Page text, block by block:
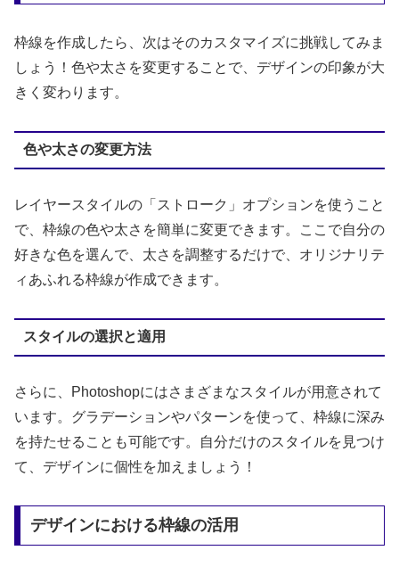
枠線を作成したら、次はそのカスタマイズに挑戦してみま
しょう！色や太さを変更することで、デザインの印象が大
きく変わります。
色や太さの変更方法
レイヤースタイルの「ストローク」オプションを使うこと
で、枠線の色や太さを簡単に変更できます。ここで自分の
好きな色を選んで、太さを調整するだけで、オリジナリテ
ィあふれる枠線が作成できます。
スタイルの選択と適用
さらに、Photoshopにはさまざまなスタイルが用意されて
います。グラデーションやパターンを使って、枠線に深み
を持たせることも可能です。自分だけのスタイルを見つけ
て、デザインに個性を加えましょう！
デザインにおける枠線の活用